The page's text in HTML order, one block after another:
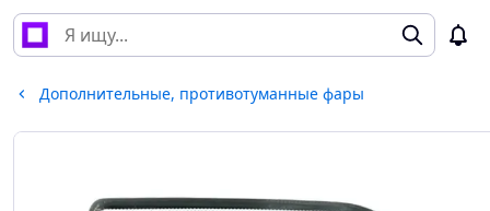
Дополнительные, противотуманные фары